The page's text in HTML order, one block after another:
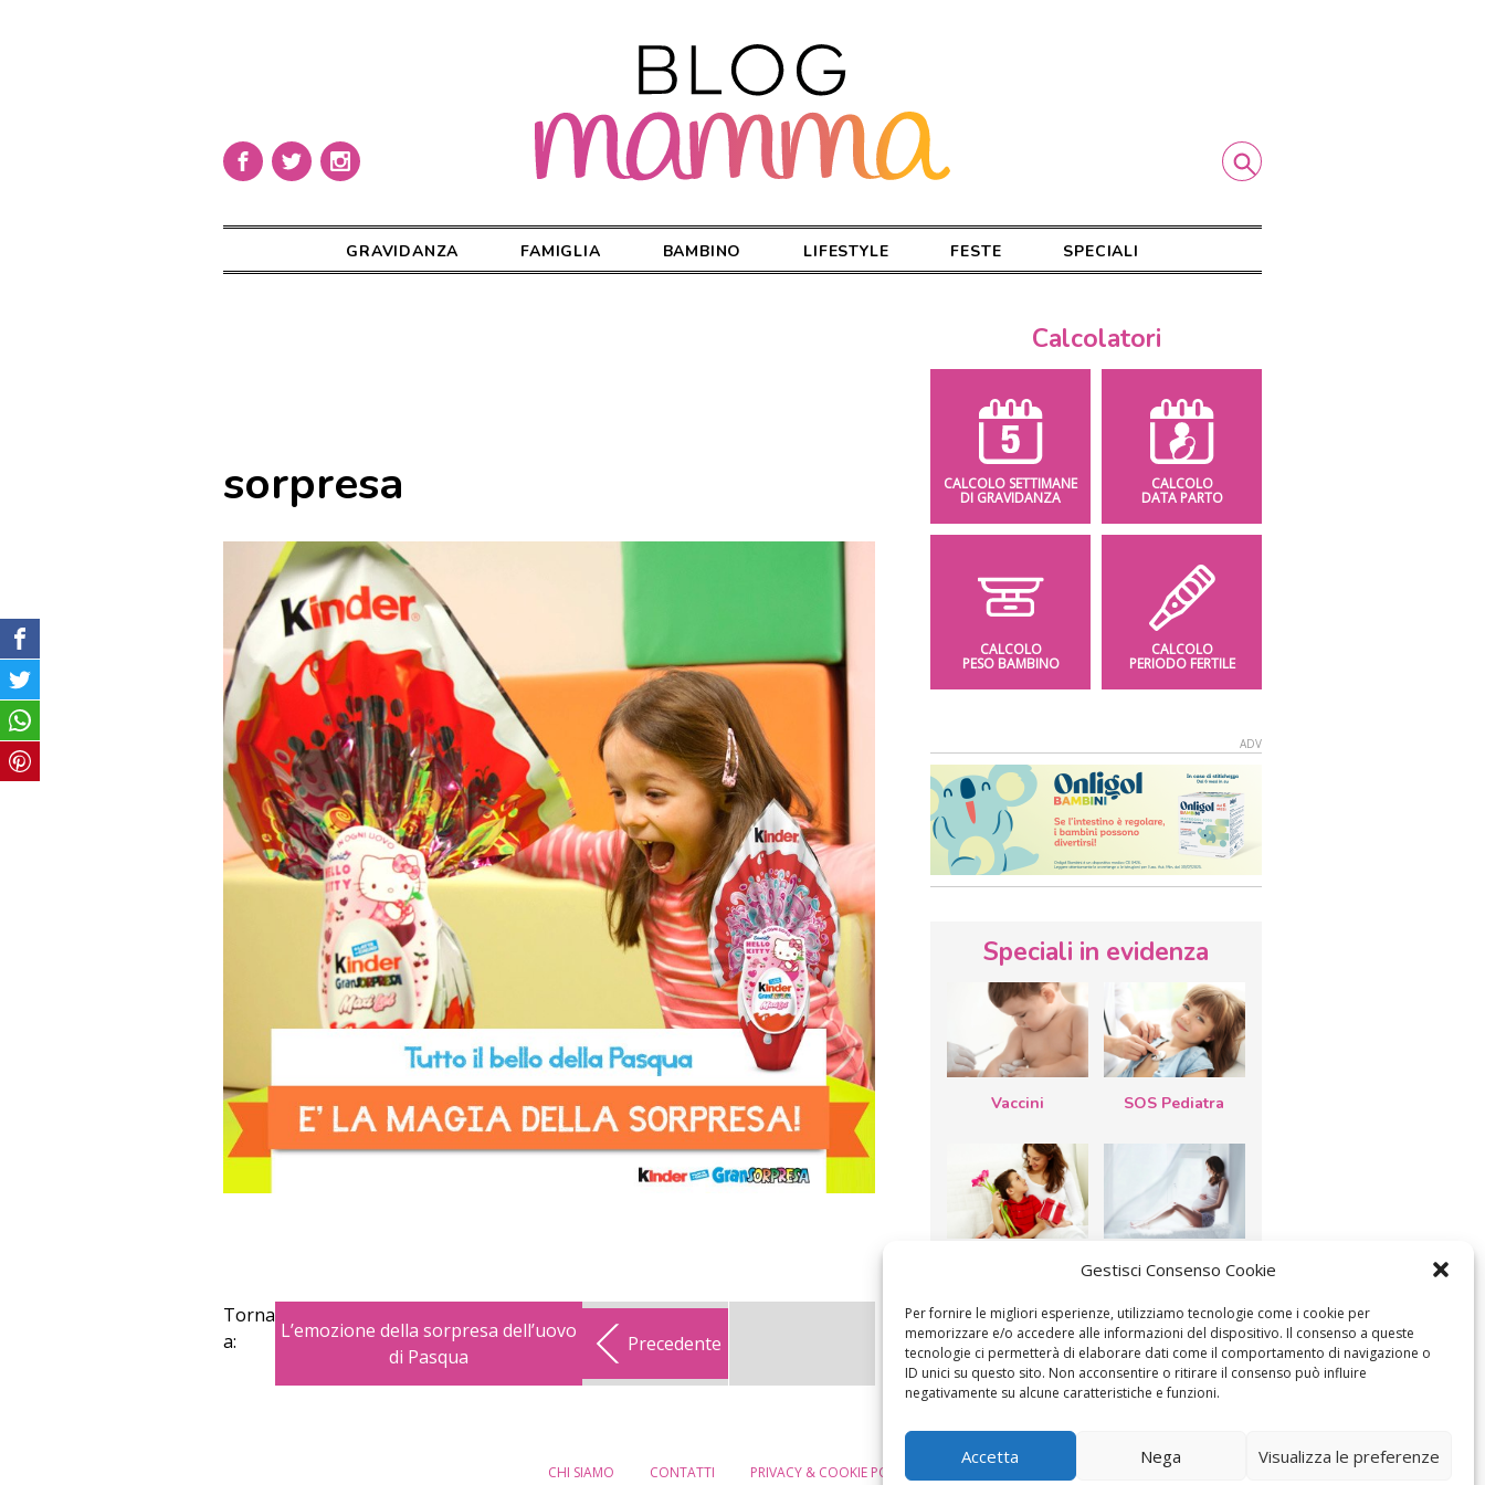
Gestisci Consenso Cookie
Per fornire le migliori esperienze, utilizziamo tecnologie come i cookie per
memorizzare e/o accedere alle informazioni del dispositivo. Il consenso a queste
tecnologie ci permetterà di elaborare dati come il comportamento di navigazione o
ID unici su questo sito. Non acconsentire o ritirare il consenso può influire
negativamente su alcune caratteristiche e funzioni.
Accetta Nega Visualizza le preferenze
GRAVIDANZA FAMIGLIA BAMBINO LIFESTYLE FESTE SPECIALI
sorpresa
Torna
a:
L’emozione della sorpresa dell’uovo
di Pasqua
Precedente
Calcolatori
CALCOLO SETTIMANE
DI GRAVIDANZA
CALCOLO
DATA PARTO
CALCOLO
PESO BAMBINO
CALCOLO
PERIODO FERTILE
Speciali in evidenza
Vaccini SOS Pediatra
mamma: lavoretti,
filastrocche
Le settimane di
gravidanza
CHI SIAMO CONTATTI PRIVACY & COOKIE POLICY MODIFICA IL CONSENSO COOKIE POLICY (UE)